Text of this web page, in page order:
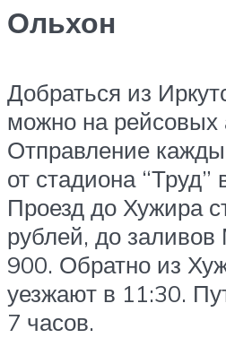
Ольхон
Добраться из
можно на рейсовых
Отправление
от стадиона “Труд”
Проезд до Хужира
рублей, до
900. Обратно из
уезжают в 11:30.
7 часов.